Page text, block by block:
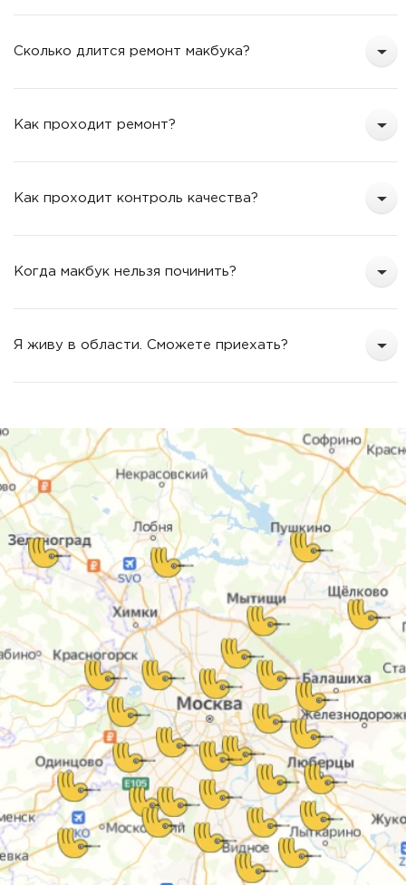
Сколько длится ремонт макбука?
Как проходит ремонт?
Как проходит контроль качества?
Когда макбук нельзя починить?
Я живу в области. Сможете приехать?